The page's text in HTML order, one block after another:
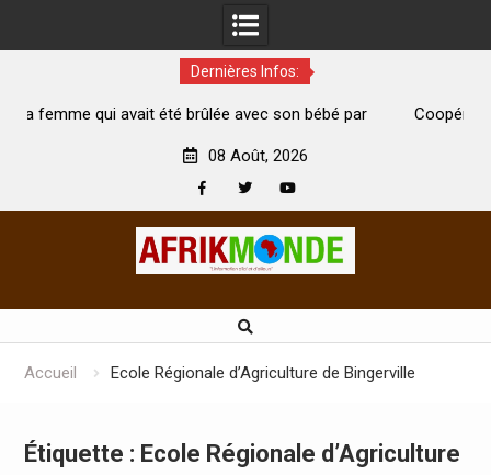
Dernières Infos:
brûlée avec son bébé par
Coopération: Le ministre Indien
08 Août, 2026
Accueil Ecole Régionale d’Agriculture de Bingerville
Étiquette : Ecole Régionale d’Agriculture